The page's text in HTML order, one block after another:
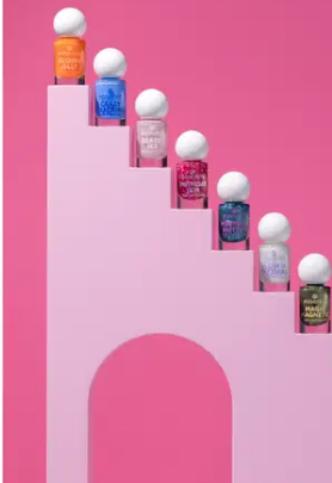
Normaalihinta:
Verkkokaupan hinta
Hinta ja saatavuus voivat vaihdella
Valitse toimitustapa
Nouto myymälästä
Toimitus
Ei saatavilla
Ilmainen toimitus yli 100
Postin
palvelupisteeseen!
Etu ei koske Suuri‑lisäpalvelulla